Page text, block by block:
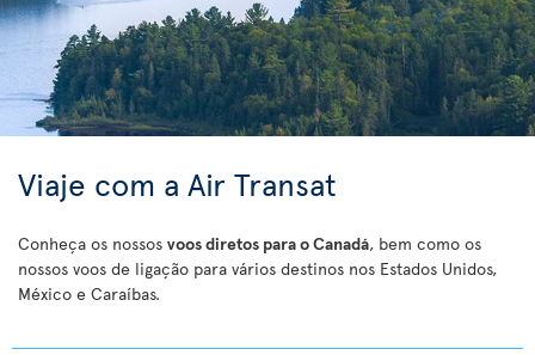
Viaje com a Air Transat
Conheça os nossos voos diretos para o Canadá, bem como os
nossos voos de ligação para vários destinos nos Estados Unidos,
México e Caraíbas.